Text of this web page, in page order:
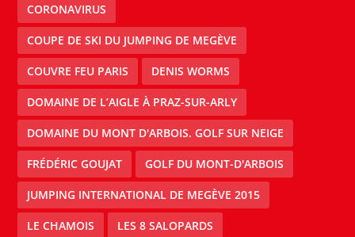
CORONAVIRUS
COUPE DE SKI DU JUMPING DE MEGÈVE
COUVRE FEU PARIS DENIS WORMS
DOMAINE DE L’AIGLE À PRAZ-SUR-ARLY
DOMAINE DU MONT D'ARBOIS. GOLF SUR NEIGE
FRÉDÉRIC GOUJAT GOLF DU MONT-D'ARBOIS
JUMPING INTERNATIONAL DE MEGÈVE 2015
LE CHAMOIS LES 8 SALOPARDS